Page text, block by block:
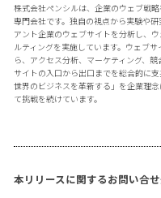
株式会社ペンシルは、企業のウェブ戦
専門会社です。独自の視点から実験や
アント企業のウェブサイトを分析し、
ルティングを実施しています。ウェブ
ら、アクセス分析、マーケティング、
サイトの入口から出口までを総合的に
世界のビジネスを革新する」を企業理
て挑戦を続けています。
本リリースに関するお問い合